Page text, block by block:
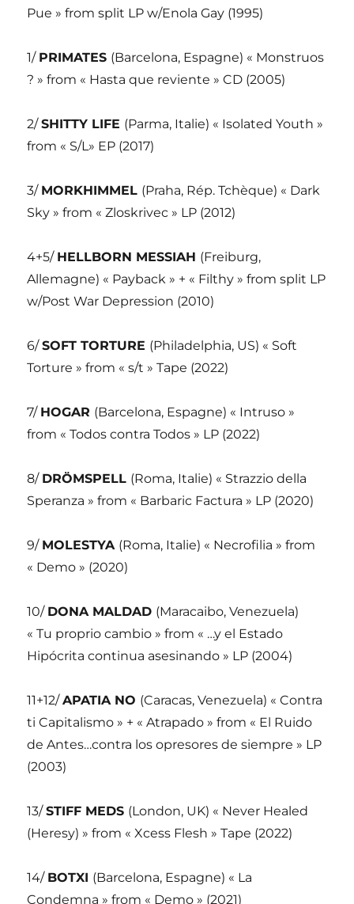
Pue » from split LP w/Enola Gay (1995)
1/ PRIMATES (Barcelona, Espagne) « Monstruos
? » from « Hasta que reviente » CD (2005)
2/SHITTY LIFE (Parma, Italie) « Isolated Youth »
from « S/L» EP (2017)
3/ MORKHIMMEL (Praha, Rép. Tchèque) « Dark
Sky » from « Zloskrivec » LP (2012)
4+5/ HELLBORN MESSIAH (Freiburg,
Allemagne) « Payback » + « Filthy » from split LP
w/Post War Depression (2010)
6/SOFT TORTURE (Philadelphia, US) « Soft
Torture » from « s/t » Tape (2022)
7/ HOGAR (Barcelona, Espagne) « Intruso »
from « Todos contra Todos » LP (2022)
8/ DRÖMSPELL (Roma, Italie) « Strazzio della
Speranza » from « Barbaric Factura » LP (2020)
9/ MOLESTYA (Roma, Italie) « Necrofilia » from
« Demo » (2020)
10/ DONA MALDAD (Maracaibo, Venezuela)
« Tu proprio cambio » from « …y el Estado
Hipócrita continua asesinando » LP (2004)
11+12/APATIA NO (Caracas, Venezuela) « Contra
ti Capitalismo » + « Atrapado » from « El Ruido
de Antes…contra los opresores de siempre » LP
(2003)
13/STIFF MEDS (London, UK) « Never Healed
(Heresy) » from « Xcess Flesh » Tape (2022)
14/ BOTXI (Barcelona, Espagne) « La
Condemna » from « Demo » (2021)